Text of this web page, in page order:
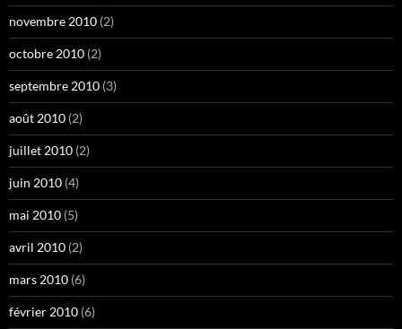
novembre 2010 (2)
octobre 2010 (2)
septembre 2010 (3)
août 2010 (2)
juillet 2010 (2)
juin 2010 (4)
mai 2010 (5)
avril 2010 (2)
mars 2010 (6)
février 2010 (6)